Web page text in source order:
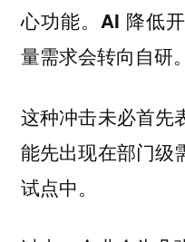
心功能。AI 降低
量需求会转向自研。
这种冲击未必首先
能先出现在部门级
试点中。